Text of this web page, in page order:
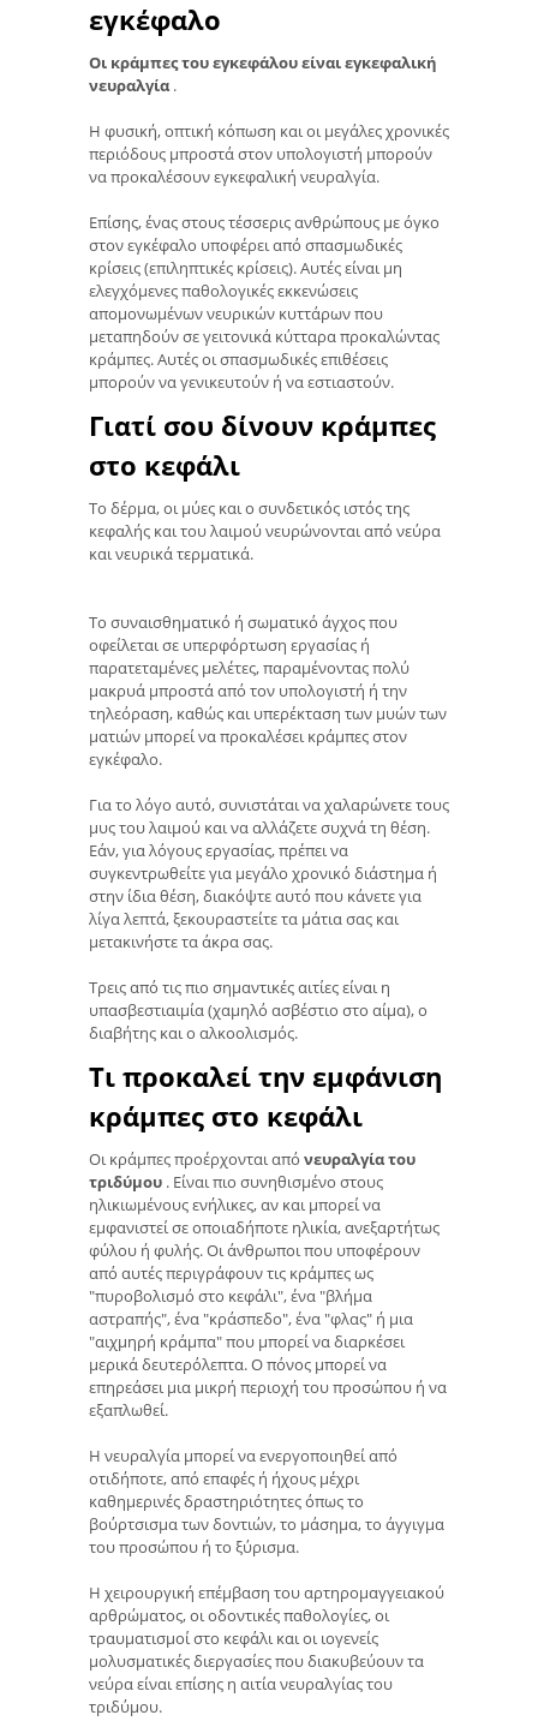
εγκέφαλο
Οι κράμπες του εγκεφάλου είναι εγκεφαλική
νευραλγία .
Η φυσική, οπτική κόπωση και οι μεγάλες χρονικές
περιόδους μπροστά στον υπολογιστή μπορούν
να προκαλέσουν εγκεφαλική νευραλγία.
Επίσης, ένας στους τέσσερις ανθρώπους με όγκο
στον εγκέφαλο υποφέρει από σπασμωδικές
κρίσεις (επιληπτικές κρίσεις). Αυτές είναι μη
ελεγχόμενες παθολογικές εκκενώσεις
απομονωμένων νευρικών κυττάρων που
μεταπηδούν σε γειτονικά κύτταρα προκαλώντας
κράμπες. Αυτές οι σπασμωδικές επιθέσεις
μπορούν να γενικευτούν ή να εστιαστούν.
Γιατί σου δίνουν κράμπες
στο κεφάλι
Το δέρμα, οι μύες και ο συνδετικός ιστός της
κεφαλής και του λαιμού νευρώνονται από νεύρα
και νευρικά τερματικά.
Το συναισθηματικό ή σωματικό άγχος που
οφείλεται σε υπερφόρτωση εργασίας ή
παρατεταμένες μελέτες, παραμένοντας πολύ
μακρυά μπροστά από τον υπολογιστή ή την
τηλεόραση, καθώς και υπερέκταση των μυών των
ματιών μπορεί να προκαλέσει κράμπες στον
εγκέφαλο.
Για το λόγο αυτό, συνιστάται να χαλαρώνετε τους
μυς του λαιμού και να αλλάζετε συχνά τη θέση.
Εάν, για λόγους εργασίας, πρέπει να
συγκεντρωθείτε για μεγάλο χρονικό διάστημα ή
στην ίδια θέση, διακόψτε αυτό που κάνετε για
λίγα λεπτά, ξεκουραστείτε τα μάτια σας και
μετακινήστε τα άκρα σας.
Τρεις από τις πιο σημαντικές αιτίες είναι η
υπασβεστιαιμία (χαμηλό ασβέστιο στο αίμα), ο
διαβήτης και ο αλκοολισμός.
Τι προκαλεί την εμφάνιση
κράμπες στο κεφάλι
Οι κράμπες προέρχονται από νευραλγία του
τριδύμου . Είναι πιο συνηθισμένο στους
ηλικιωμένους ενήλικες, αν και μπορεί να
εμφανιστεί σε οποιαδήποτε ηλικία, ανεξαρτήτως
φύλου ή φυλής. Οι άνθρωποι που υποφέρουν
από αυτές περιγράφουν τις κράμπες ως
"πυροβολισμό στο κεφάλι", ένα "βλήμα
αστραπής", ένα "κράσπεδο", ένα "φλας" ή μια
"αιχμηρή κράμπα" που μπορεί να διαρκέσει
μερικά δευτερόλεπτα. Ο πόνος μπορεί να
επηρεάσει μια μικρή περιοχή του προσώπου ή να
εξαπλωθεί.
Η νευραλγία μπορεί να ενεργοποιηθεί από
οτιδήποτε, από επαφές ή ήχους μέχρι
καθημερινές δραστηριότητες όπως το
βούρτσισμα των δοντιών, το μάσημα, το άγγιγμα
του προσώπου ή το ξύρισμα.
Η χειρουργική επέμβαση του αρτηρομαγγειακού
αρθρώματος, οι οδοντικές παθολογίες, οι
τραυματισμοί στο κεφάλι και οι ιογενείς
μολυσματικές διεργασίες που διακυβεύουν τα
νεύρα είναι επίσης η αιτία νευραλγίας του
τριδύμου.